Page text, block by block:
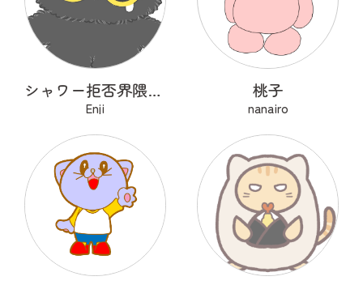
シャワー拒否界隈の子猫 ノワ
Enji
桃子
nanairo